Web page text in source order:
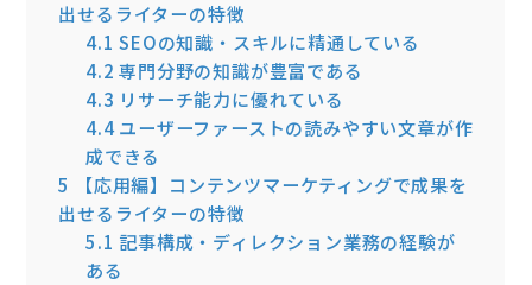
出せるライターの特徴
4.1 SEOの知識・スキルに精通している
4.2 専門分野の知識が豊富である
4.3 リサーチ能力に優れている
4.4ユーザーファーストの読みやすい文章が作
成できる
5
【応用編】コンテンツマーケティングで成果を
出せるライターの特徴
5.1 記事構成・ディレクション業務の経験が
ある